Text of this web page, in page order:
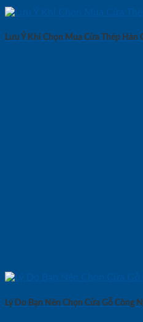
Lưu Ý Khi Chọn Mua Cửa Thép Hàn
Lý Do Bạn Nên Chọn Cửa Gỗ Công